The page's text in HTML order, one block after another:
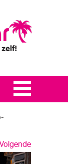
Volgende